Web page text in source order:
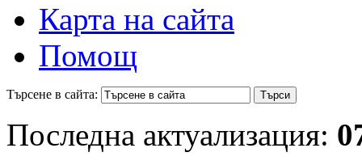
Карта на сайта
Помощ
Търсене в сайта:
Последна актуализация: